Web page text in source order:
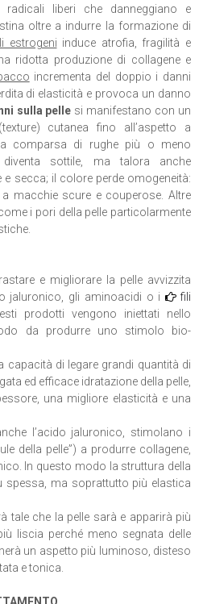
liberi che danneggiano e
oltre a indurre la formazione di
estrogeni induce atrofia, fragilità e
ridotta produzione di collagene e
incrementa del doppio i danni
di elasticità e provoca un danno
sulla pelle si manifestano con un
cutanea fino all’aspetto a
comparsa di rughe più o meno
sottile, ma talora anche
e secca; il colore perde omogeneità:
macchie scure e couperose. Altre
i pori della pelle particolarmente
e migliorare la pelle avvizzita
jaluronico, gli aminoacidi o i
fili
prodotti vengono iniettati nello
da produrre uno stimolo bio-
capacità di legare grandi quantità di
ed efficace idratazione della pelle,
una migliore elasticità e una
l’acido jaluronico, stimolano i
della pelle”) a produrre collagene,
In questo modo la struttura della
spessa, ma soprattutto più elastica
tale che la pelle sarà e apparirà più
liscia perché meno segnata delle
un aspetto più luminoso, disteso
e tonica.